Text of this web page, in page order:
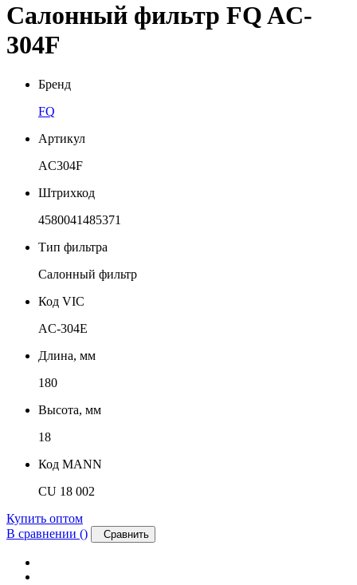
Салонный фильтр FQ AC-
304F
Бренд
FQ
Артикул
AC304F
Штрихкод
4580041485371
Тип фильтра
Салонный фильтр
Код VIC
AC-304E
Длина, мм
180
Высота, мм
18
Код MANN
CU 18 002
Купить оптом
В сравнении () Сравнить